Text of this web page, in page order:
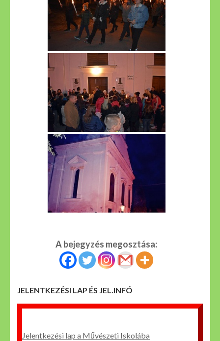
A bejegyzés megosztása:
JELENTKEZÉSI LAP ÉS JEL.INFÓ
Jelentkezési lap a Művészeti Iskolába